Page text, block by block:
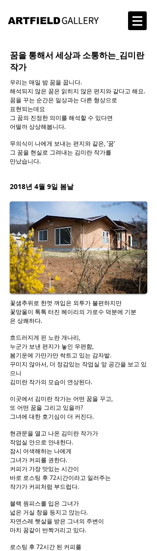
꿈을 통해서 세상과 소통하는_김미란
작가
우리는 매일 밤 꿈을 꿉니다.
해석되지 않은 꿈은 읽히지 않은 편지와 같다고 해요.
꿈을 꾸는 순간은 일상과는 다른 형상으로
표현되는데요
그 꿈의 진정한 의미를 해석할 수 있다면
어떨까 상상해봅니다.
무의식이 나에게 보내는 편지와 같은, ’꿈’
그 꿈을 현실로 그려내는 김미란 작가를
만났습니다.
2018년 4월 9일 봄날
꽃샘추위로 한껏 껴입은 외투가 불편하지만
꽃망울이 톡톡 터진 헤이리의 가로수 덕분에 기분
은 상쾌하다.
흐드러지게 핀 노란 개나리,
누군가 보낸 편지가 놓인 우편함,
봄기운에 가만가만 싹트고 있는 감자밭.
꾸미지 않아서, 더 정감있는 작업실 앞 공간을 보고 있
으니
김미란 작가의 모습이 연상된다.
이곳에서 김미란 작가는 어떤 꿈을 꾸고,
또 어떤 꿈을 그리고 있을까?
그녀에 대한 호기심이 더 커진다.
현관문을 열고 나온 김미란 작가가
작업실 안으로 안내한다.
잠시 어색해하는 나에게
그녀가 커피를 권한다.
커피가 가장 맛있는 시간이
바로 로스팅 후 72시간이라고 일러주는
작가가 커피처럼 부드럽다.
블랙 원피스를 입은 그녀가
넓은 거실 창을 등지고 앉는다.
자연스레 햇살을 받은 그녀의 주변이
마치 꿈같이 반짝거리고 있다.
로스팅 후 72시간 된 커피를